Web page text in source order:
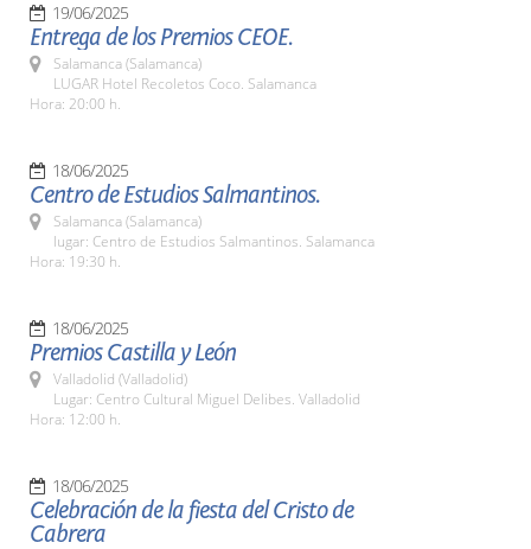
19/06/2025
Entrega de los Premios CEOE.
Salamanca (Salamanca)
LUGAR Hotel Recoletos Coco. Salamanca
Hora: 20:00 h.
18/06/2025
Centro de Estudios Salmantinos.
Salamanca (Salamanca)
lugar: Centro de Estudios Salmantinos. Salamanca
Hora: 19:30 h.
18/06/2025
Premios Castilla y León
Valladolid (Valladolid)
Lugar: Centro Cultural Miguel Delibes. Valladolid
Hora: 12:00 h.
18/06/2025
Celebración de la fiesta del Cristo de
Cabrera